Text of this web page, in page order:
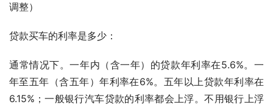
调整）
贷款买车的利率是多少：
通常情况下。一年内（含一年）的贷款年利率在5.6%。一
年至五年（含五年）年利率在6%。五年以上贷款年利率在
6.15%；一般银行汽车贷款的利率都会上浮。不用银行上浮